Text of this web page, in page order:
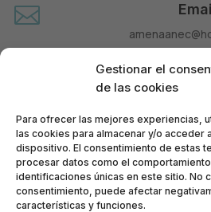
Gestionar el
de las cookies
Para ofrecer las mejores experiencias,
las cookies para almacenar y/o acceder
dispositivo. El consentimiento de estas
procesar datos como el
identificaciones únicas en este sitio. No
consentimiento, puede afectar
características y funciones.

660 677